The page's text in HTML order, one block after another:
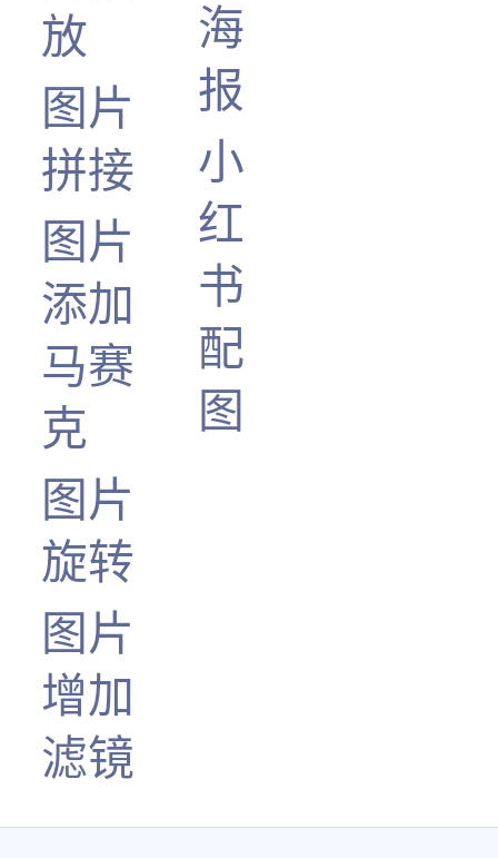
放
图片
拼接
图片
添加
马赛
克
图片
旋转
图片
增加
滤镜
海
报
小
红
书
配
图